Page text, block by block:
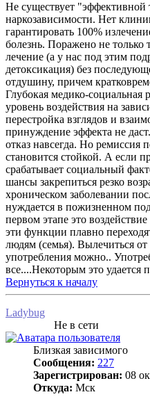
Не существует "эффективной
наркозависимости. Нет
гарантировать 100%
болезнь. Поражено не
лечение (а у нас под этим
детоксикация) без
отдушину, причем
Глубокая медико-социальная
уровень воздействия на
перестройка взглядов и
принуждение эффекта не
отказ навсегда. Но ремиссия
становится стойкой. А если
срабатывает социальный
шансы закрепиться резко
хроническом заболевании
нуждается в пожизненном
первом этапе это
эти функции плавно
людям (семья). Вылечиться
употребления можно..
все....Некоторым это удается
Вернуться к началу
Ladybug
Не в сети
Близкая зависимого
Сообщения: 227
Зарегистрирован: 08
Откуда: Мск